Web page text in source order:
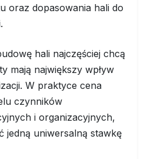
oraz dopasowania hali do
hali najczęściej chcą
mają największy wpływ
W praktyce cena
czynników
i organizacyjnych,
jedną uniwersalną stawkę